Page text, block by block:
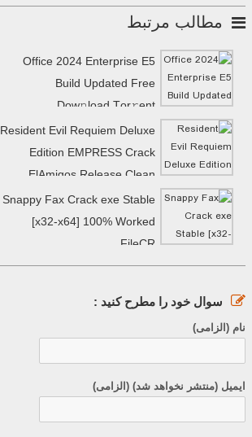
مطالب مرتبط
Office 2024 Enterprise E5
Build Updated Frее
Dow𝚗load Tоr𝚛ent
Resident Evil Requiem Deluxe
Edition EMPRESS Crack
ElAmigos Release Clean
MediaFire
Snappy Fax Crack exe Stable
[x32-x64] 100% Worked
FileCR
سوال خود را مطرح کنید :
نام (الزامی)
ایمیل (منتشر نخواهد شد) (الزامی)